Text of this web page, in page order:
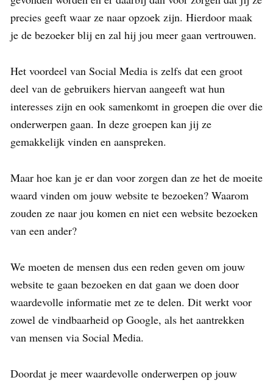
precies geeft waar ze naar opzoek zijn. Hierdoor maak
je de bezoeker blij en zal hij jou meer gaan vertrouwen.
Het voordeel van Social Media is zelfs dat een groot
deel van de gebruikers hiervan aangeeft wat hun
interesses zijn en ook samenkomt in groepen die over die
onderwerpen gaan. In deze groepen kan jij ze
gemakkelijk vinden en aanspreken.
Maar hoe kan je er dan voor zorgen dan ze het de moeite
waard vinden om jouw website te bezoeken? Waarom
zouden ze naar jou komen en niet een website bezoeken
van een ander?
We moeten de mensen dus een reden geven om jouw
website te gaan bezoeken en dat gaan we doen door
waardevolle informatie met ze te delen. Dit werkt voor
zowel de vindbaarheid op Google, als het aantrekken
van mensen via Social Media.
Doordat je meer waardevolle onderwerpen op jouw